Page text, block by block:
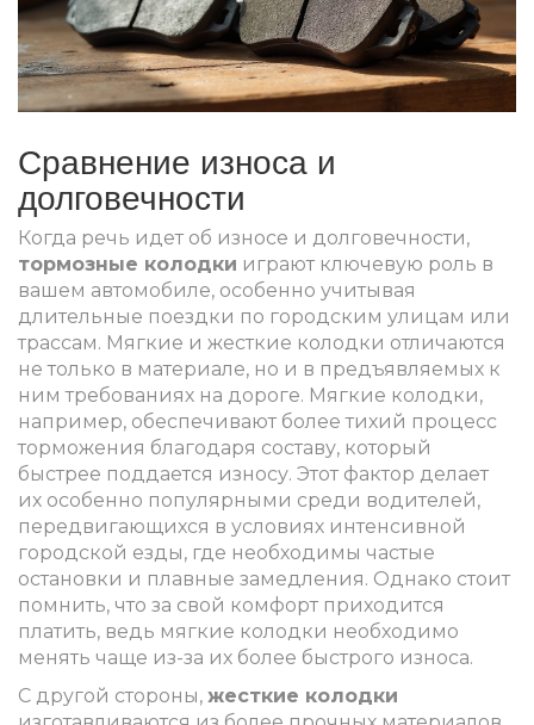
Сравнение износа и
долговечности
Когда речь идет об износе и долговечности,
тормозные колодки играют ключевую роль в
вашем автомобиле, особенно учитывая
длительные поездки по городским улицам или
трассам. Мягкие и жесткие колодки отличаются
не только в материале, но и в предъявляемых к
ним требованиях на дороге. Мягкие колодки,
например, обеспечивают более тихий процесс
торможения благодаря составу, который
быстрее поддается износу. Этот фактор делает
их особенно популярными среди водителей,
передвигающихся в условиях интенсивной
городской езды, где необходимы частые
остановки и плавные замедления. Однако стоит
помнить, что за свой комфорт приходится
платить, ведь мягкие колодки необходимо
менять чаще из-за их более быстрого износа.
С другой стороны, жесткие колодки